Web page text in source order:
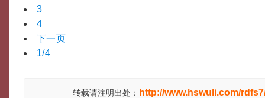
3
4
下一页
1/4
转载请注明出处： http://www.hswuli.com/